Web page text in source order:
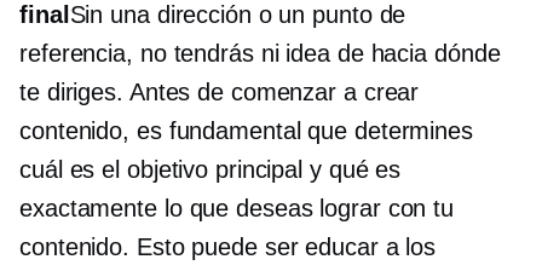
final Sin una dirección o un punto de
referencia, no tendrás ni idea de hacia dónde
te diriges. Antes de comenzar a crear
contenido, es fundamental que determines
cuál es el objetivo principal y qué es
exactamente lo que deseas lograr con tu
contenido. Esto puede ser educar a los